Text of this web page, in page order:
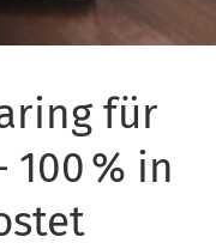
für
% in